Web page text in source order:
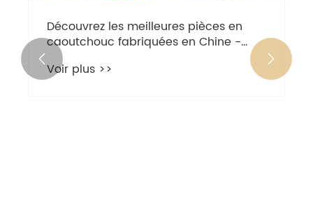
Découvrez les meilleures pièces en
caoutchouc fabriquées en Chine -
rencontrez le principal fabricant de
Shunde!
Voir plus >>
 